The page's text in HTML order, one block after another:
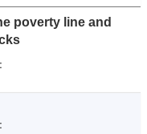
poverty line and